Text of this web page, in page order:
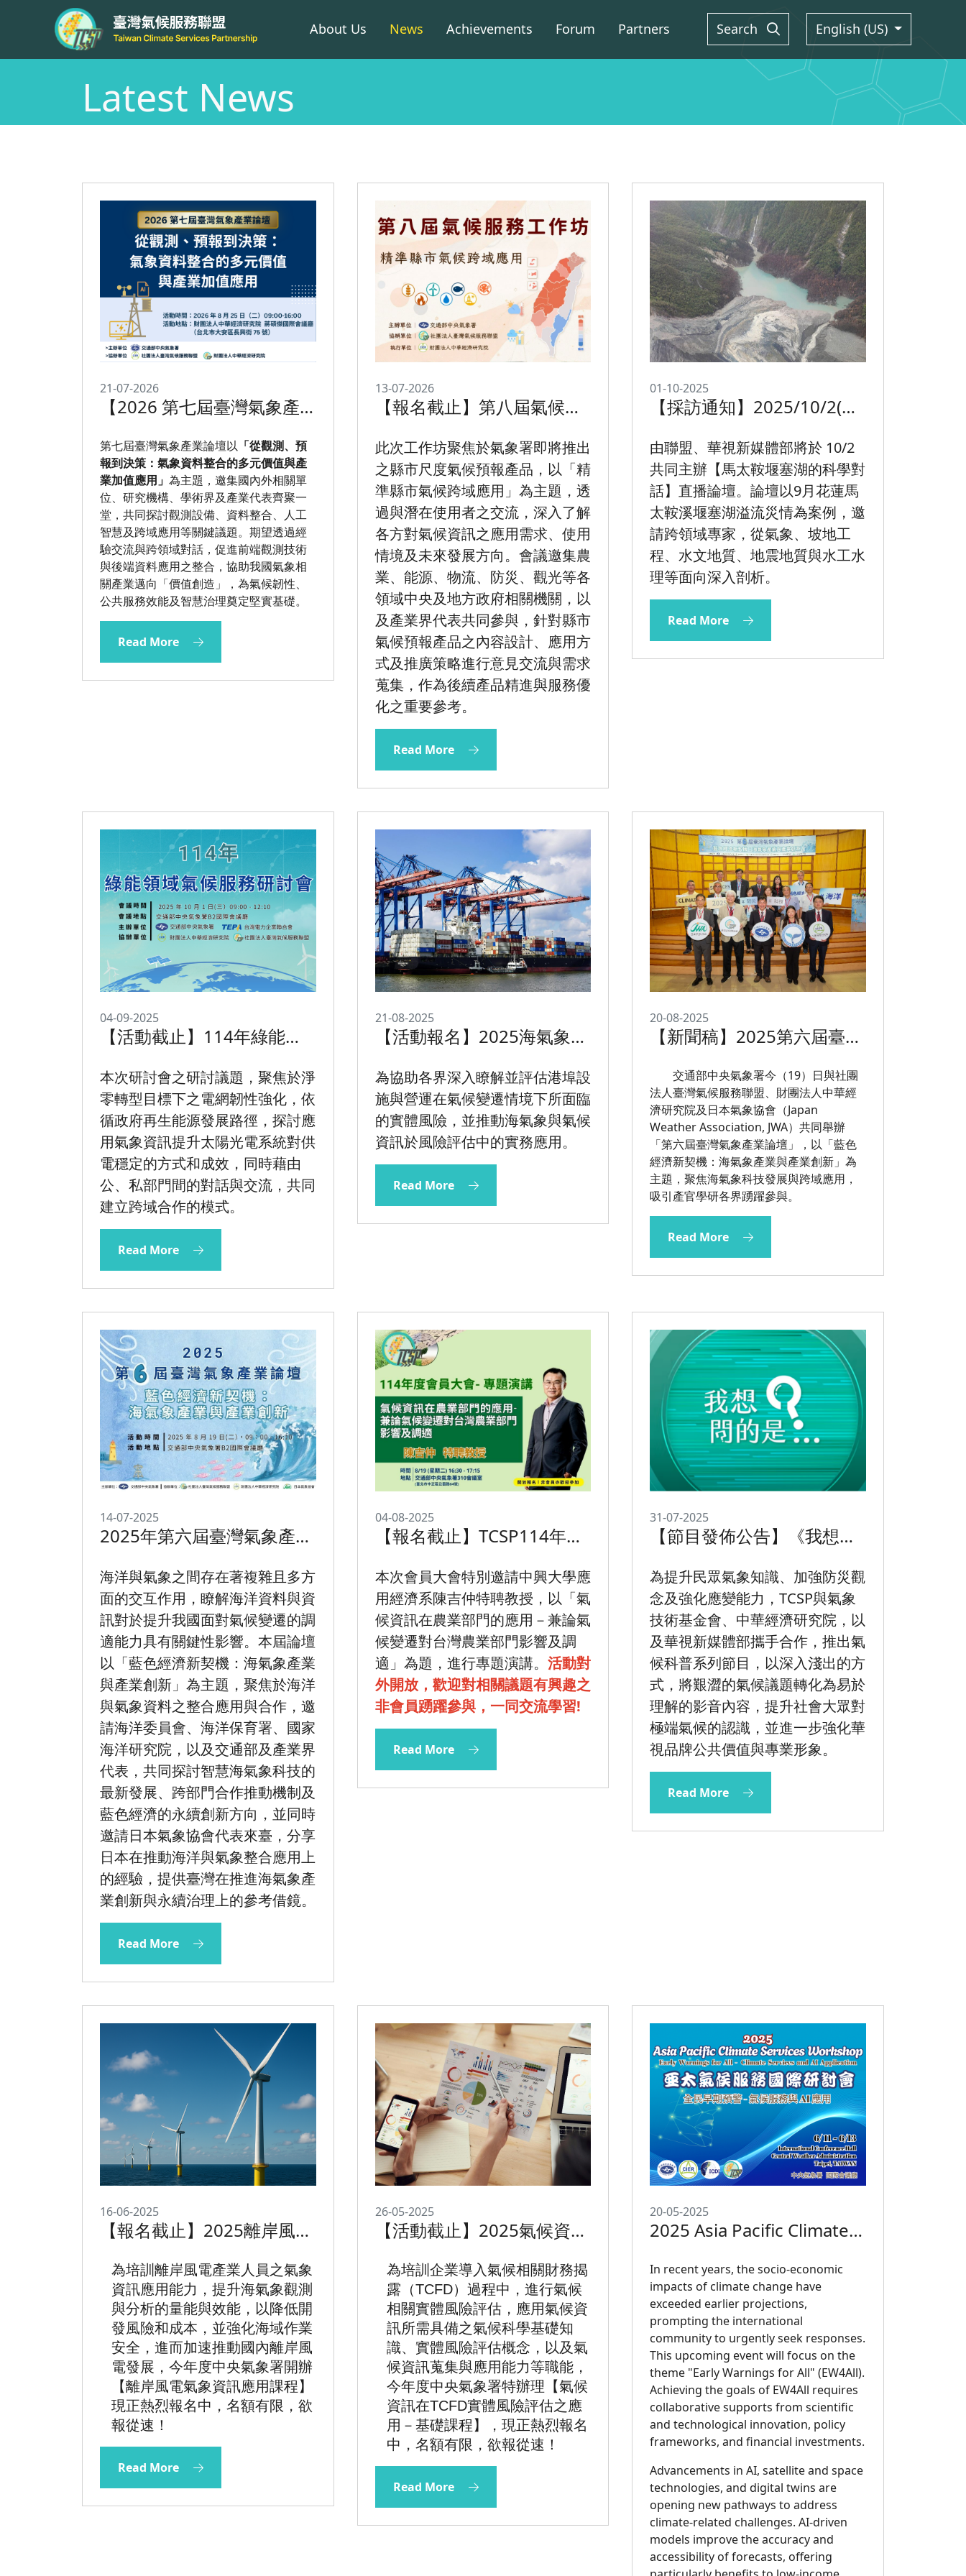
About Us News Achievements Forum Partners Search English (US)
Latest News
21-07-2026
【2026 第七屆臺灣氣象產
策：氣象資料整合的多元價
值與產業加值應用】
第七屆臺灣氣象產業論壇以 「從觀測、預
報到決策：氣象資料整合的多元價值與產
業加值應用」 為主題，邀集國內外相關單
位、研究機構、學術界及產業代表齊聚一
堂，共同探討觀測設備、資料整合、人工
智慧及跨域應用等關鍵議題。期望透過經
驗交流與跨領域對話，促進前端觀測技術
與後端資料應用之整合，協助我國氣象相
關產業邁向「價值創造」，為氣候韌性、
公共服務效能及智慧治理奠定堅實基礎。
Read More
13-07-2026
【報名截止】第八屆氣候服
此次工作坊聚焦於氣象署即將推出
之縣市尺度氣候預報產品，以「精
準縣市氣候跨域應用」為主題，透
過與潛在使用者之交流，深入了解
各方對氣候資訊之應用需求、使用
情境及未來發展方向。會議邀集農
業、能源、物流、防災、觀光等各
領域中央及地方政府相關機關，以
及產業界代表共同參與，針對縣市
氣候預報產品之內容設計、應用方
式及推廣策略進行意見交流與需求
蒐集，作為後續產品精進與服務優
化之重要參考。
Read More
01-10-2025
【採訪通知】2025/10/2(四)
話》
由聯盟、華視新媒體部將於 10/2
共同主辦【馬太鞍堰塞湖的科學對
話】直播論壇。論壇以9月花蓮馬
太鞍溪堰塞湖溢流災情為案例，邀
請跨領域專家，從氣象、坡地工
程、水文地質、地震地質與水工水
理等面向深入剖析。
Read More
04-09-2025
【活動截止】114年綠能領
本次研討會之研討議題，聚焦於淨
零轉型目標下之電網韌性強化，依
循政府再生能源發展路徑，探討應
用氣象資訊提升太陽光電系統對供
電穩定的方式和成效，同時藉由
公、私部門間的對話與交流，共同
建立跨域合作的模式。
Read More
21-08-2025
【活動報名】2025海氣象資
風險評估課程
為協助各界深入瞭解並評估港埠設
施與營運在氣候變遷情境下所面臨
的實體風險，並推動海氣象與氣候
資訊於風險評估中的實務應用。
Read More
20-08-2025
【新聞稿】2025第六屆臺灣
交通部中央氣象署今（19）日與社團
法人臺灣氣候服務聯盟、財團法人中華經
濟研究院及日本氣象協會（Japan
Weather Association, JWA）共同舉辦
「第六屆臺灣氣象產業論壇」，以「藍色
經濟新契機：海氣象產業與產業創新」為
主題，聚焦海氣象科技發展與跨域應用，
吸引產官學研各界踴躍參與。
Read More
14-07-2025
2025年第六屆臺灣氣象產業
象產業與產業創新
海洋與氣象之間存在著複雜且多方
面的交互作用，瞭解海洋資料與資
訊對於提升我國面對氣候變遷的調
適能力具有關鍵性影響。本屆論壇
以「藍色經濟新契機：海氣象產業
與產業創新」為主題，聚焦於海洋
與氣象資料之整合應用與合作，邀
請海洋委員會、海洋保育署、國家
海洋研究院，以及交通部及產業界
代表，共同探討智慧海氣象科技的
最新發展、跨部門合作推動機制及
藍色經濟的永續創新方向，並同時
邀請日本氣象協會代表來臺，分享
日本在推動海洋與氣象整合應用上
的經驗，提供臺灣在推進海氣象產
業創新與永續治理上的參考借鏡。
Read More
04-08-2025
【報名截止】TCSP114年度
本次會員大會特別邀請中興大學應
用經濟系陳吉仲特聘教授，以「氣
候資訊在農業部門的應用－兼論氣
候變遷對台灣農業部門影響及調
適」為題，進行專題演講。 活動對
外開放，歡迎對相關議題有興趣之
非會員踴躍參與，一同交流學習!
Read More
31-07-2025
【節目發佈公告】《我想問
正式推出
為提升民眾氣象知識、加強防災觀
念及強化應變能力，TCSP與氣象
技術基金會、中華經濟研究院，以
及華視新媒體部攜手合作，推出氣
候科普系列節目，以深入淺出的方
式，將艱澀的氣候議題轉化為易於
理解的影音內容，提升社會大眾對
極端氣候的認識，並進一步強化華
視品牌公共價值與專業形象。
Read More
16-06-2025
【報名截止】2025離岸風電
為培訓離岸風電產業人員之氣象
資訊應用能力，提升海氣象觀測
與分析的量能與效能，以降低開
發風險和成本，並強化海域作業
安全，進而加速推動國內離岸風
電發展，今年度中央氣象署開辦
【離岸風電氣象資訊應用課程】
現正熱烈報名中，名額有限，欲
報從速！
Read More
26-05-2025
【活動截止】2025氣候資訊
—基礎課程
為培訓企業導入氣候相關財務揭
露（TCFD）過程中，進行氣候
相關實體風險評估，應用氣候資
訊所需具備之氣候科學基礎知
識、實體風險評估概念，以及氣
候資訊蒐集與應用能力等職能，
今年度中央氣象署特辦理【氣候
資訊在TCFD實體風險評估之應
用－基礎課程】，現正熱烈報名
中，名額有限，欲報從速！
Read More
20-05-2025
2025 Asia Pacific Climate
In recent years, the socio-economic
impacts of climate change have
exceeded earlier projections,
prompting the international
community to urgently seek responses.
This upcoming event will focus on the
theme "Early Warnings for All" (EW4All).
Achieving the goals of EW4All requires
collaborative supports from scientific
and technological innovation, policy
frameworks, and financial investments.
Advancements in AI, satellite and space
technologies, and digital twins are
opening new pathways to address
climate-related challenges. AI-driven
models improve the accuracy and
accessibility of forecasts, offering